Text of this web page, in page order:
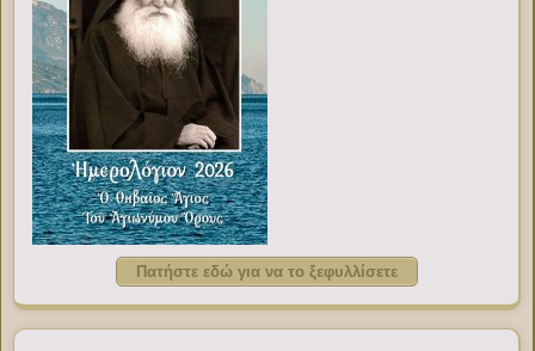
Πατήστε εδώ για να το ξεφυλλίσετε